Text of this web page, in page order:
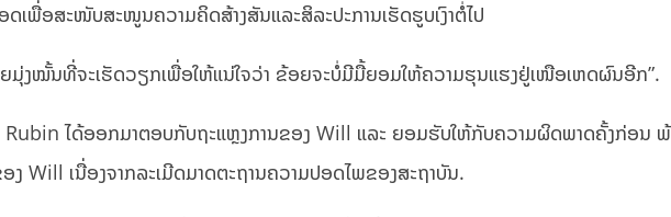
ເພື່ອສະໜັບສະໜູນຄວາມຄິດສ້າງສັນແລະສິລະປະການເຮັດຮູບເງົາຕໍ່ໄປ
ຍມຸ່ງໝັ້ນທີ່ຈະເຮັດວຽກເພື່ອໃຫ້ແນ່ໃຈວ່າ ຂ້ອຍຈະບໍ່ມີມື້ຍອມໃຫ້ຄວາມຮຸນແຮງຢູ່ເໜືອເຫດຜົນອີກ”.
Rubin ໄດ້ອອກມາຕອບກັບຖະແຫຼງການຂອງ Will ແລະ ຍອມຮັບໃຫ້ກັບຄວາມຜິດພາດຄັ້ງກ່ອນ
ງ Will ເນື່ອງຈາກລະເມີດມາດຕະຖານຄວາມປອດໄພຂອງສະຖາບັນ.